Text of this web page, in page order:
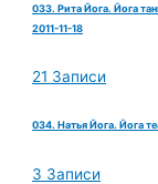
033. Рита Йога. Йога
2011-11-18
21 Записи
034. Натья Йога. Йога
3 Записи